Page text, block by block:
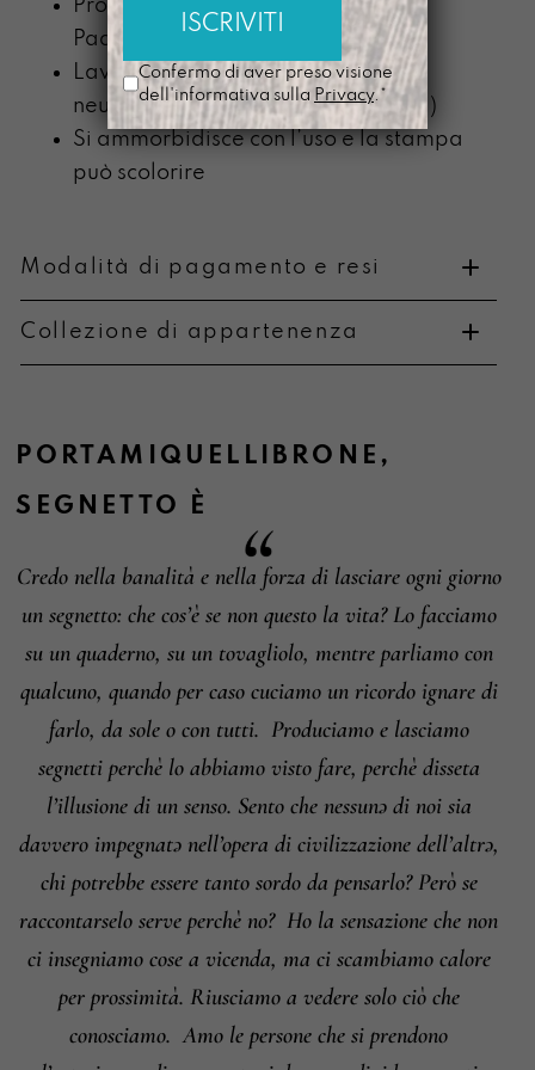
Prodotta nel nostro laboratorio di
Padova
Lavabile a mano con detergente
neutro (senza componente alcolica)
Si ammorbidisce con l’uso e la stampa
può scolorire
Modalità di pagamento e resi
Informazioni su cambi e resi
Collezione di appartenenza
PORTAMIQUELLIBRONE ,
SEGNETTO
È
Credo nella banalità e nella forza di lasciare ogni giorno
un segnetto: che cos’è se non questo la vita? Lo facciamo
su un quaderno, su un tovagliolo, mentre parliamo con
qualcuno, quando per caso cuciamo un ricordo ignare di
farlo, da sole o con tutti. Produciamo e lasciamo
segnetti perchè lo abbiamo visto fare, perchè disseta
l’illusione di un senso. Sento che nessunə di noi sia
davvero impegnatə nell’opera di civilizzazione dell’altrə,
chi potrebbe essere tanto sordo da pensarlo? Però se
raccontarselo serve perchè no? Ho la sensazione che non
ci insegniamo cose a vicenda, ma ci scambiamo calore
per prossimità. Riusciamo a vedere solo ciò che
conosciamo. Amo le persone che si prendono
Confermo di aver preso visione
dell'informativa sulla Privacy.*